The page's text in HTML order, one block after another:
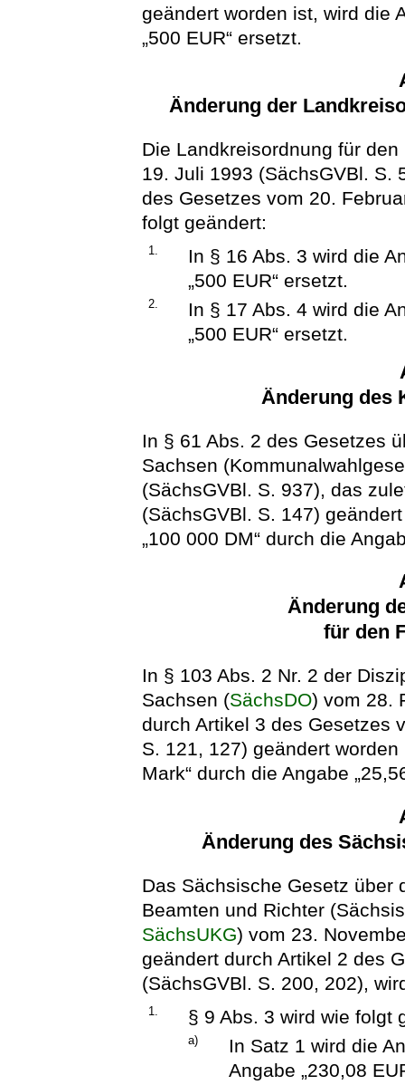
geändert worden ist, wird die
„500 EUR“ ersetzt.
Änderung der
Die Landkreisordnung für
19. Juli 1993 (SächsGVBl. S.
des Gesetzes vom 20.
folgt geändert:
1.
In § 16 Abs. 3 wird die
„500 EUR“ ersetzt.
2.
In § 17 Abs. 4 wird die
„500 EUR“ ersetzt.
Änderung des
In § 61 Abs. 2 des Gesetzes
Sachsen
(SächsGVBl. S. 937), das
(SächsGVBl. S. 147)
„100 000 DM“ durch die
Änderung
für den
In § 103 Abs. 2 Nr. 2 der
Sachsen (SächsDO) vom 28.
durch Artikel 3 des Gesetzes
S. 121, 127) geändert
Mark“ durch die Angabe
Änderung des
Das Sächsische Gesetz über
Beamten und Richter
SächsUKG) vom 23.
geändert durch Artikel 2 des
(SächsGVBl. S. 200, 202),
1. § 9 Abs. 3 wird wie folgt
a)
In Satz 1 wird die
Angabe „230,08